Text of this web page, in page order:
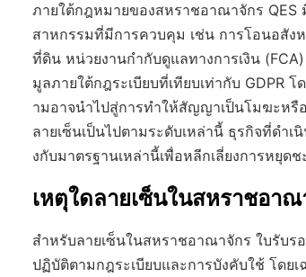
ภายใต้กฎหมายของสหราชอาณาจักร QES
สาหกรรมที่มีการควบคุม เช่น การโอนอสัง
ที่ดิน หน่วยงานกำกับดูแลทางการเงิน
มูลภายใต้กฎระเบียบที่เทียบเท่ากับ GDPR
ามอาจนำไปสู่การทำให้สัญญาเป็นโมฆะหรื
ลายเซ็นเป็นไปตามระดับเหล่านี้ ธุรกิจที่ดำ
งกับมาตรฐานเหล่านี้เพื่อหลีกเลี่ยงการหยุด
เหตุใดลายเซ็นในสหราชอา
สำหรับลายเซ็นในสหราชอาณาจักร ใบรับร
ปฏิบัติตามกฎระเบียบและการบังคับใช้ โดย